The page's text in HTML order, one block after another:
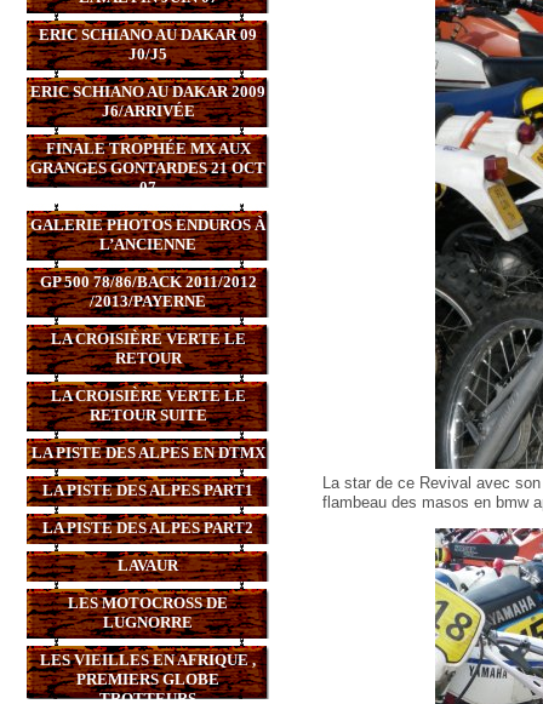
ERIC SCHIANO AU DAKAR 09
J0/J5
ERIC SCHIANO AU DAKAR 2009
J6/ARRIVÉE
FINALE TROPHÉE MX AUX
GRANGES GONTARDES 21 OCT
07
GALERIE PHOTOS ENDUROS À
L’ANCIENNE
GP 500 78/86/BACK 2011/2012
/2013/PAYERNE
LA CROISIÈRE VERTE LE
RETOUR
LA CROISIÈRE VERTE LE
RETOUR SUITE
LA PISTE DES ALPES EN DTMX
LA PISTE DES ALPES PART1
LA PISTE DES ALPES PART2
LAVAUR
LES MOTOCROSS DE
LUGNORRE
LES VIEILLES EN AFRIQUE ,
PREMIERS GLOBE
TROTTEURS
La star de ce Revival avec
flambeau des masos en bmw